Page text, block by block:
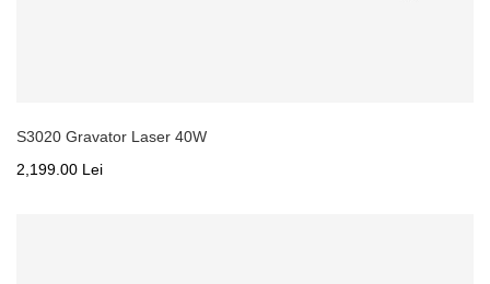
S3020 Gravator Laser 40W
2,199.00 Lei